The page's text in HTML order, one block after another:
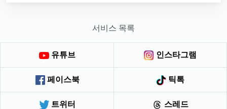
서비스 목록
유튜브 인스타그램
페이스북 틱톡
트위터 스레드